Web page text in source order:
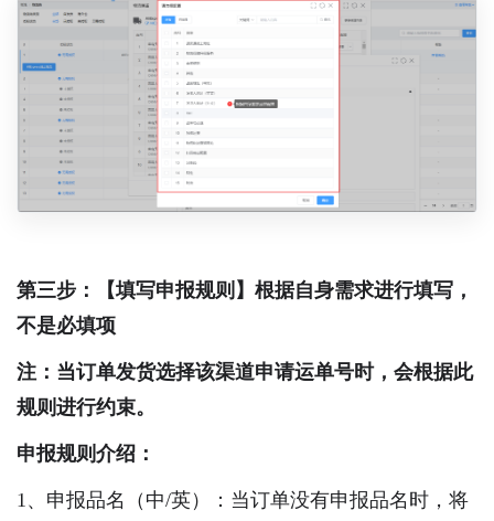
第三步：【填写申报规则】根据自身需求进行填写，
不是必填项
注：当订单发货选择该渠道申请运单号时，会根据此
规则进行约束。
申报规则介绍：
1、申报品名（中/英）：当订单没有申报品名时，将